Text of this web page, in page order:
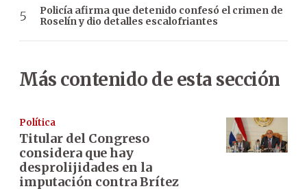
Policía afirma que detenido confesó el crimen de
Roselín y dio detalles escalofriantes
Más contenido de esta sección
Política
Titular del Congreso
considera que hay
desprolijidades en la
imputación contra Brítez